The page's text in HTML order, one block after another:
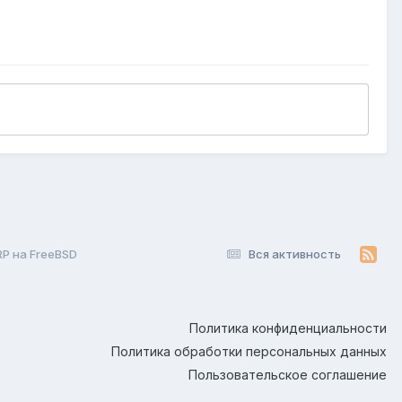
Вся активность
на FreeBSD
Политика конфиденциальности
Политика обработки персональных данных
Пользовательское соглашение